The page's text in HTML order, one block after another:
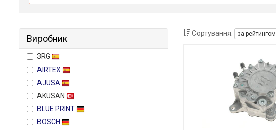
Виробник
3RG
AIRTEX
AJUSA
AKUSAN
BLUE PRINT
BOSCH
Сортування: за рейтингом